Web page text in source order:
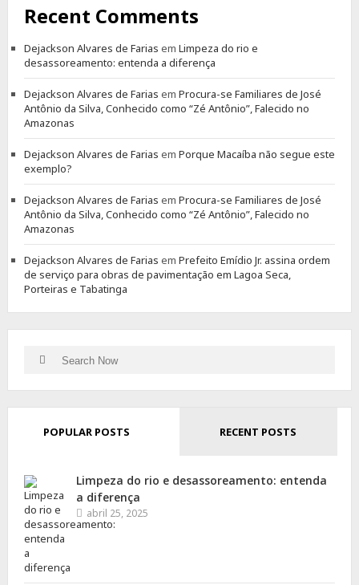
Recent Comments
Dejackson Alvares de Farias em Limpeza do rio e
desassoreamento: entenda a diferença
Dejackson Alvares de Farias em Procura-se Familiares de José
Antônio da Silva, Conhecido como “Zé Antônio”, Falecido no
Amazonas
Dejackson Alvares de Farias em Porque Macaíba não segue este
exemplo?
Dejackson Alvares de Farias em Procura-se Familiares de José
Antônio da Silva, Conhecido como “Zé Antônio”, Falecido no
Amazonas
Dejackson Alvares de Farias em Prefeito Emídio Jr. assina ordem
de serviço para obras de pavimentação em Lagoa Seca,
Porteiras e Tabatinga
SearchSearch
POPULAR POSTS RECENT POSTS
Limpeza do rio e desassoreamento: entenda
a diferença
abril 25, 2025